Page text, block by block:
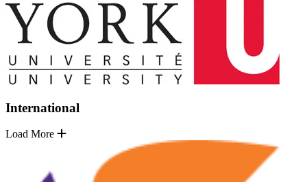
International
Load More